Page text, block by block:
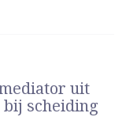
uit
bij scheiding